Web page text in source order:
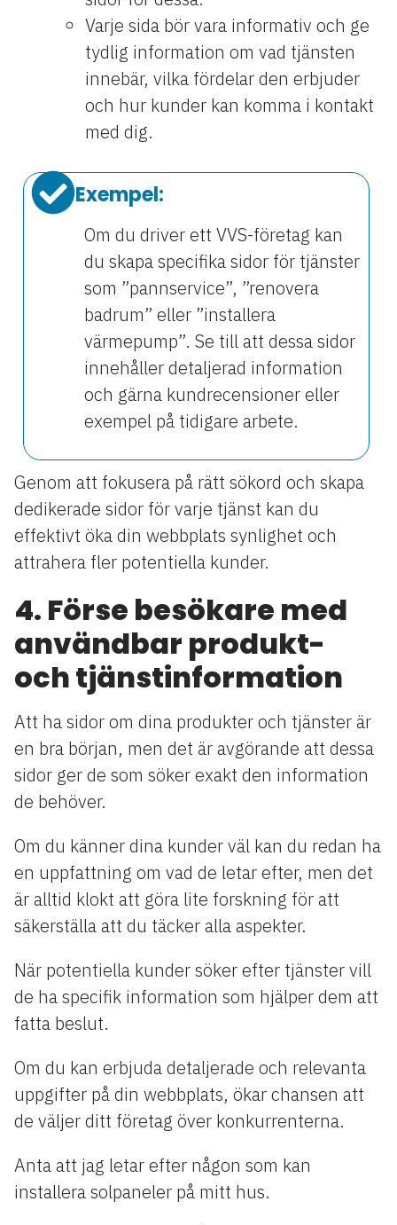
Varje sida bör vara informativ och ge
tydlig information om vad tjänsten
innebär, vilka fördelar den erbjuder
och hur kunder kan komma i kontakt
med dig.
Exempel:
Om du driver ett VVS-företag kan
du skapa specifika sidor för tjänster
som ”pannservice”, ”renovera
badrum” eller ”installera
värmepump”. Se till att dessa sidor
innehåller detaljerad information
och gärna kundrecensioner eller
exempel på tidigare arbete.
Genom att fokusera på rätt sökord och skapa
dedikerade sidor för varje tjänst kan du
effektivt öka din webbplats synlighet och
attrahera fler potentiella kunder.
4. Förse besökare med
användbar produkt-
och tjänstinformation
Att ha sidor om dina produkter och tjänster är
en bra början, men det är avgörande att dessa
sidor ger de som söker exakt den information
de behöver.
Om du känner dina kunder väl kan du redan ha
en uppfattning om vad de letar efter, men det
är alltid klokt att göra lite forskning för att
säkerställa att du täcker alla aspekter.
När potentiella kunder söker efter tjänster vill
de ha specifik information som hjälper dem att
fatta beslut.
Om du kan erbjuda detaljerade och relevanta
uppgifter på din webbplats, ökar chansen att
de väljer ditt företag över konkurrenterna.
Anta att jag letar efter någon som kan
installera solpaneler på mitt hus.